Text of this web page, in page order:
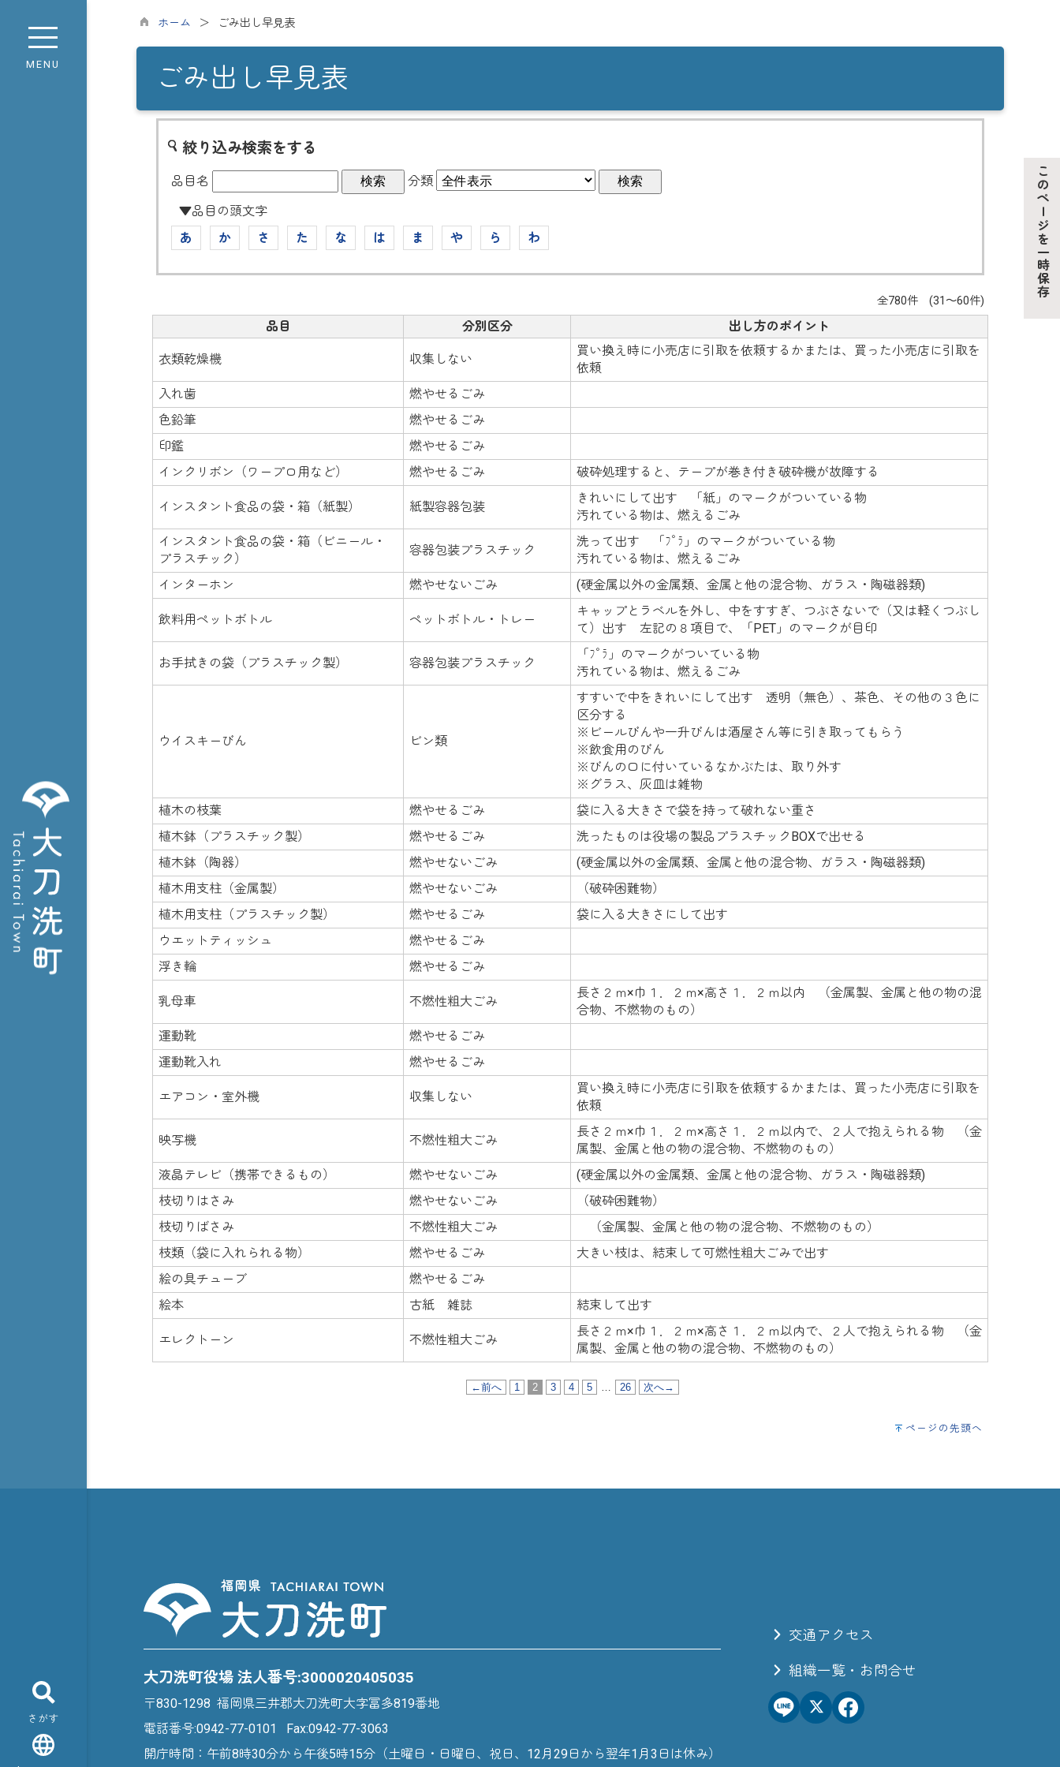
MENU
さがす
ホーム ごみ出し早見表
ごみ出し早見表
絞り込み検索をする
品目名
分類
▼品目の頭文字
あ
か さ た な は ま や ら わ
全780件 (31～60件)
品目 分別区分 出し方のポイント
衣類乾燥機 収集しない
買い換え時に小売店に引取を依頼するかまたは、買った小売店に引取を
依頼
入れ歯
燃やせるごみ
色鉛筆
燃やせるごみ
印鑑
燃やせるごみ
インクリボン（ワープロ用など）
燃やせるごみ 破砕処理すると、テープが巻き付き破砕機が故障する
インスタント食品の袋・箱（紙製） 紙製容器包装
きれいにして出す 「紙」のマークがついている物
汚れている物は、燃えるごみ
インスタント食品の袋・箱（ビニール・
プラスチック）
容器包装プラスチック
洗って出す 「ﾌﾟﾗ」のマークがついている物
汚れている物は、燃えるごみ
インターホン
燃やせないごみ (硬金属以外の金属類、金属と他の混合物、ガラス・陶磁器類)
飲料用ペットボトル ペットボトル・トレー
キャップとラベルを外し、中をすすぎ、つぶさないで（又は軽くつぶし
て）出す 左記の８項目で、「PET」のマークが目印
お手拭きの袋（プラスチック製） 容器包装プラスチック
「ﾌﾟﾗ」のマークがついている物
汚れている物は、燃えるごみ
ウイスキーびん ビン類
すすいで中をきれいにして出す 透明（無色）、茶色、その他の３色に
区分する
※ビールびんや一升びんは酒屋さん等に引き取ってもらう
※飲食用のびん
※びんの口に付いているなかぶたは、取り外す
※グラス、灰皿は雑物
植木の枝葉
燃やせるごみ
袋に入る大きさで袋を持って破れない重さ
植木鉢（プラスチック製）
燃やせるごみ
洗ったものは役場の製品プラスチックBOXで出せる
植木鉢（陶器）
燃やせないごみ
(硬金属以外の金属類、金属と他の混合物、ガラス・陶磁器類)
植木用支柱（金属製）
燃やせないごみ
（破砕困難物）
植木用支柱（プラスチック製）
燃やせるごみ
袋に入る大きさにして出す
ウエットティッシュ
燃やせるごみ
浮き輪
燃やせるごみ
乳母車 不燃性粗大ごみ
長さ２ｍ×巾１．２ｍ×高さ１．２ｍ以内 （金属製、金属と他の物の混
合物、不燃物のもの）
運動靴
燃やせるごみ
運動靴入れ
燃やせるごみ
エアコン・室外機 収集しない
買い換え時に小売店に引取を依頼するかまたは、買った小売店に引取を
依頼
映写機 不燃性粗大ごみ
長さ２ｍ×巾１．２ｍ×高さ１．２ｍ以内で、２人で抱えられる物 （金
属製、金属と他の物の混合物、不燃物のもの）
液晶テレビ（携帯できるもの）
燃やせないごみ
(硬金属以外の金属類、金属と他の混合物、ガラス・陶磁器類)
枝切りはさみ
燃やせないごみ
（破砕困難物）
枝切りばさみ
不燃性粗大ごみ
（金属製、金属と他の物の混合物、不燃物のもの）
枝類（袋に入れられる物）
燃やせるごみ
大きい枝は、結束して可燃性粗大ごみで出す
絵の具チューブ
燃やせるごみ
絵本
古紙 雑誌 結束して出す
エレクトーン 不燃性粗大ごみ
長さ２ｍ×巾１．２ｍ×高さ１．２ｍ以内で、２人で抱えられる物 （金
属製、金属と他の物の混合物、不燃物のもの）
←前へ 1 2 3 4 5 … 26 次へ→
ページの先頭へ
大刀洗町役場 法人番号:3000020405035
〒830-1298 福岡県三井郡大刀洗町大字冨多819番地
電話番号:0942-77-0101
Fax:0942-77-3063
開庁時間：午前8時30分から午後5時15分（土曜日・日曜日、祝日、12月29日から翌年1月3日は休み）
交通アクセス
組織一覧・お問合せ
このページを一時保存